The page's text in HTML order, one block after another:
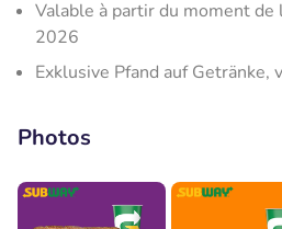
Valable à partir du moment
2026
Exklusive Pfand auf Getränke,
Photos